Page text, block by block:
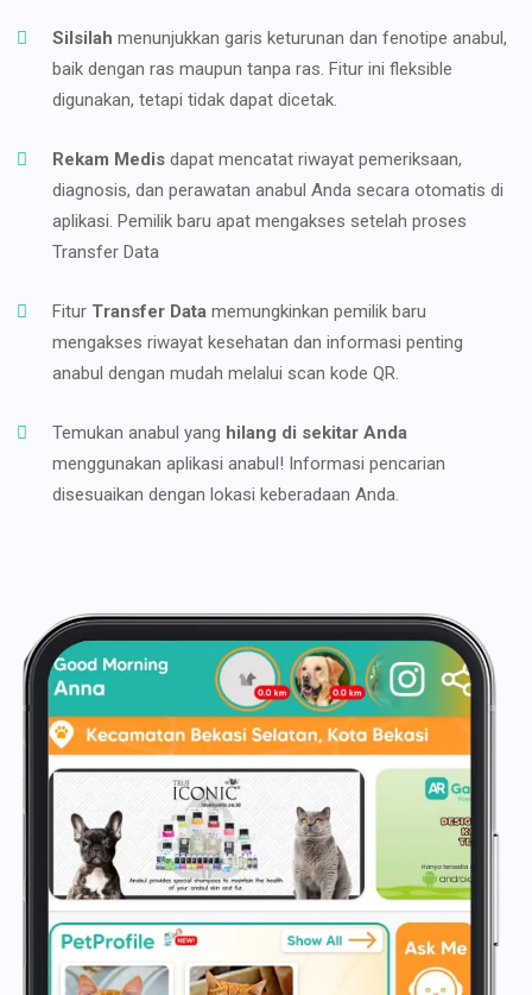
Silsilah menunjukkan garis keturunan dan fenotipe anabul,
baik dengan ras maupun tanpa ras. Fitur ini fleksible
digunakan, tetapi tidak dapat dicetak.
Rekam Medis dapat mencatat riwayat pemeriksaan,
diagnosis, dan perawatan anabul Anda secara otomatis di
aplikasi. Pemilik baru apat mengakses setelah proses
Transfer Data
Fitur Transfer Data memungkinkan pemilik baru
mengakses riwayat kesehatan dan informasi penting
anabul dengan mudah melalui scan kode QR.
Temukan anabul yang hilang di sekitar Anda
menggunakan aplikasi anabul! Informasi pencarian
disesuaikan dengan lokasi keberadaan Anda.